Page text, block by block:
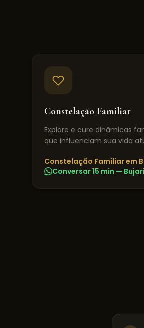
Constelação Familiar
Explore e cure dinâmicas
que influenciam sua vida
Constelação Familiarem
Conversar 15 min — Bujari